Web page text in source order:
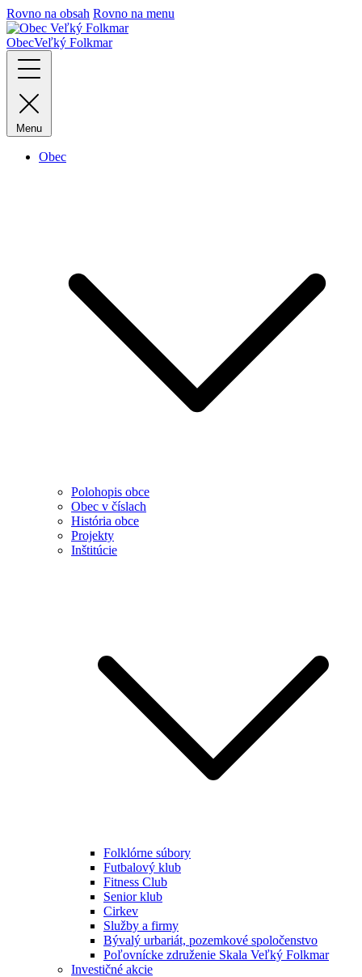
Rovno na obsah Rovno na menu
ObecVeľký Folkmar
Menu
Obec
Polohopis obce
Obec v číslach
História obce
Projekty
Inštitúcie
Folklórne súbory
Futbalový klub
Fitness Club
Senior klub
Cirkev
Služby a firmy
Bývalý urbariát, pozemkové spoločenstvo
Poľovnícke združenie Skala Veľký Folkmar
Investičné akcie